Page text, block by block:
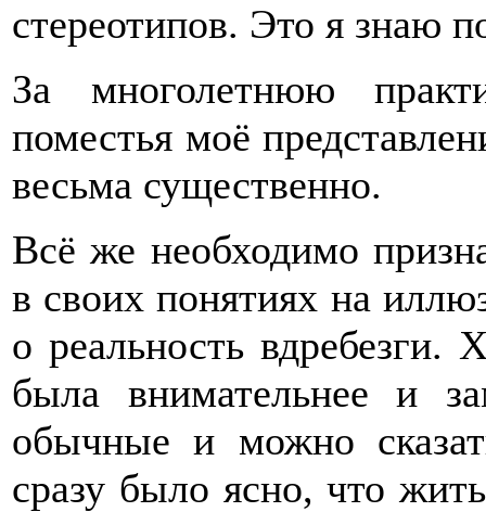
стереотипов. Это я знаю
За многолетнюю
поместья моё
весьма существенно.
Всё же необходимо
в своих понятиях на
о реальность вдребезги.
была внимательнее и
обычные и можно
сразу было ясно, что